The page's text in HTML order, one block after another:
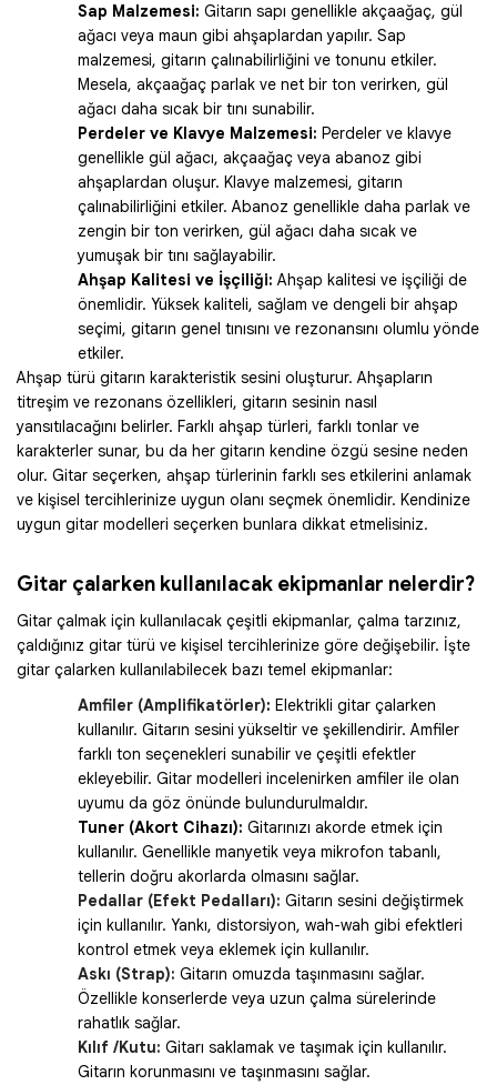
Sap Malzemesi: Gitarın sapı genellikle akçaağaç, gül
ağacı veya maun gibi ahşaplardan yapılır. Sap
malzemesi, gitarın çalınabilirliğini ve tonunu etkiler.
Mesela, akçaağaç parlak ve net bir ton verirken, gül
ağacı daha sıcak bir tını sunabilir.
Perdeler ve Klavye Malzemesi: Perdeler ve klavye
genellikle gül ağacı, akçaağaç veya abanoz gibi
ahşaplardan oluşur. Klavye malzemesi, gitarın
çalınabilirliğini etkiler. Abanoz genellikle daha parlak ve
zengin bir ton verirken, gül ağacı daha sıcak ve
yumuşak bir tını sağlayabilir.
Ahşap Kalitesi ve İşçiliği: Ahşap kalitesi ve işçiliği de
önemlidir. Yüksek kaliteli, sağlam ve dengeli bir ahşap
seçimi, gitarın genel tınısını ve rezonansını olumlu yönde
etkiler.
Ahşap türü gitarın karakteristik sesini oluşturur. Ahşapların
titreşim ve rezonans özellikleri, gitarın sesinin nasıl
yansıtılacağını belirler. Farklı ahşap türleri, farklı tonlar ve
karakterler sunar, bu da her gitarın kendine özgü sesine neden
olur. Gitar seçerken, ahşap türlerinin farklı ses etkilerini anlamak
ve kişisel tercihlerinize uygun olanı seçmek önemlidir. Kendinize
uygun gitar modelleri seçerken bunlara dikkat etmelisiniz.
Gitar çalarken kullanılacak ekipmanlar nelerdir?
Gitar çalmak için kullanılacak çeşitli ekipmanlar, çalma tarzınız,
çaldığınız gitar türü ve kişisel tercihlerinize göre değişebilir. İşte
gitar çalarken kullanılabilecek bazı temel ekipmanlar:
Amfiler (Amplifikatörler): Elektrikli gitar çalarken
kullanılır. Gitarın sesini yükseltir ve şekillendirir. Amfiler
farklı ton seçenekleri sunabilir ve çeşitli efektler
ekleyebilir. Gitar modelleri incelenirken amfiler ile olan
uyumu da göz önünde bulundurulmaldır.
Tuner (Akort Cihazı): Gitarınızı akorde etmek için
kullanılır. Genellikle manyetik veya mikrofon tabanlı,
tellerin doğru akorlarda olmasını sağlar.
Pedallar (Efekt Pedalları): Gitarın sesini değiştirmek
için kullanılır. Yankı, distorsiyon, wah-wah gibi efektleri
kontrol etmek veya eklemek için kullanılır.
Askı (Strap): Gitarın omuzda taşınmasını sağlar.
Özellikle konserlerde veya uzun çalma sürelerinde
rahatlık sağlar.
Kılıf /Kutu: Gitarı saklamak ve taşımak için kullanılır.
Gitarın korunmasını ve taşınmasını sağlar.